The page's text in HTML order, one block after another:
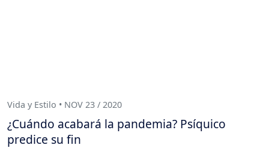
Vida y Estilo • NOV 23 / 2020
¿Cuándo acabará la pandemia? Psíquico
predice su fin